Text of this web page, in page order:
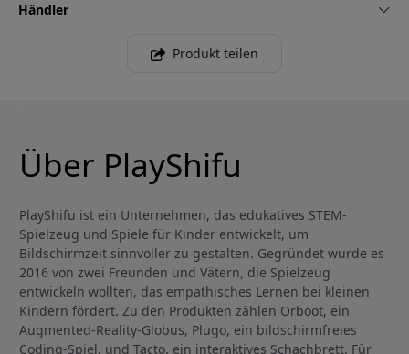
Händler
Produkt teilen
Über PlayShifu
PlayShifu ist ein Unternehmen, das edukatives STEM-
Spielzeug und Spiele für Kinder entwickelt, um
Bildschirmzeit sinnvoller zu gestalten. Gegründet wurde es
2016 von zwei Freunden und Vätern, die Spielzeug
entwickeln wollten, das empathisches Lernen bei kleinen
Kindern fördert. Zu den Produkten zählen Orboot, ein
Augmented-Reality-Globus, Plugo, ein bildschirmfreies
Coding-Spiel, und Tacto, ein interaktives Schachbrett. Für